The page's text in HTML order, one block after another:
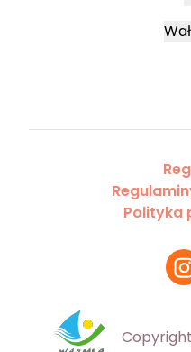
Polityka